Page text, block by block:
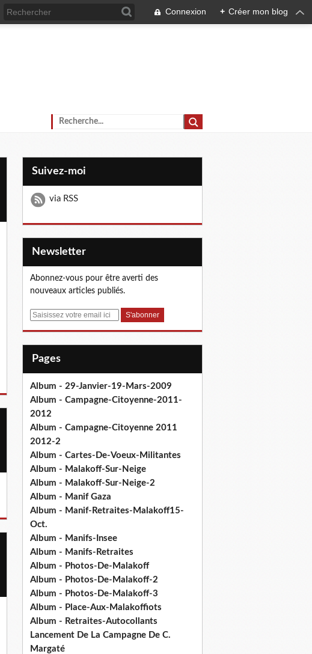
Connexion + Créer mon blog
Suivez-moi
via RSS
Newsletter
Abonnez-vous pour être averti des
nouveaux articles publiés.
E
Pages
Album - 29-Janvier-19-Mars-2009
Album - Campagne-Citoyenne-2011-
2012
Album - Campagne-Citoyenne 2011
2012-2
Album - Cartes-De-Voeux-Militantes
Album - Malakoff-Sur-Neige
Album - Malakoff-Sur-Neige-2
Album - Manif Gaza
Album - Manif-Retraites-Malakoff15-
Oct.
Album - Manifs-Insee
Album - Manifs-Retraites
Album - Photos-De-Malakoff
Album - Photos-De-Malakoff-2
Album - Photos-De-Malakoff-3
Album - Place-Aux-Malakoffiots
Album - Retraites-Autocollants
Lancement De La Campagne De C.
Margaté